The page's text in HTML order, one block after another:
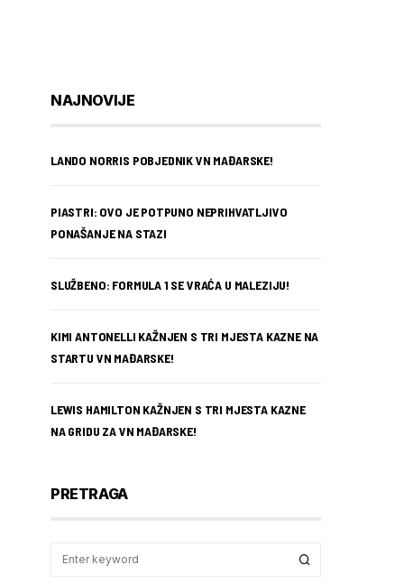
NAJNOVIJE
LANDO NORRIS POBJEDNIK VN MAĐARSKE!
PIASTRI: OVO JE POTPUNO NEPRIHVATLJIVO
PONAŠANJE NA STAZI
SLUŽBENO: FORMULA 1 SE VRAĆA U MALEZIJU!
KIMI ANTONELLI KAŽNJEN S TRI MJESTA KAZNE NA
STARTU VN MAĐARSKE!
LEWIS HAMILTON KAŽNJEN S TRI MJESTA KAZNE
NA GRIDU ZA VN MAĐARSKE!
PRETRAGA